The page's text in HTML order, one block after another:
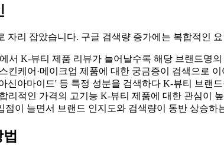
리 잡았습니다. 구글 검색량 증가에는 복합적인
서 K-뷰티 제품 리뷰가 늘어날수록 해당 브랜드명
킨케어·메이크업 제품에 대한 궁금증이 검색으로
신아마이드' 등 특정 성분을 검색하다 K-뷰티 브랜
리적인 가격의 고기능 K-뷰티 제품에 대한 관심이
점이 늘면서 브랜드 인지도와 검색량이 동반 상승하